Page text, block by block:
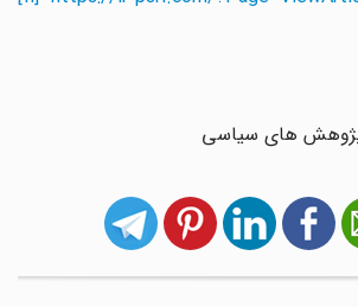
های سیاسی